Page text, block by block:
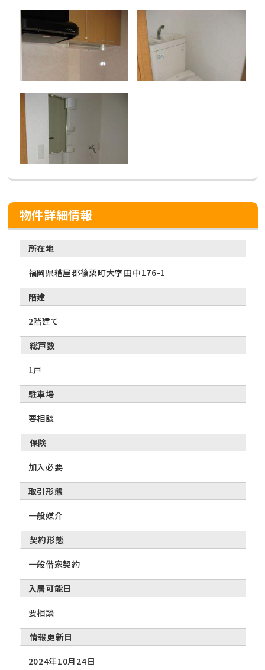
物件詳細情報
所在地
福岡県糟屋郡篠栗町大字田中176-1
階建
2階建て
総戸数
1戸
駐車場
要相談
保険
加入必要
取引形態
一般媒介
契約形態
一般借家契約
入居可能日
要相談
情報更新日
2024年10月24日